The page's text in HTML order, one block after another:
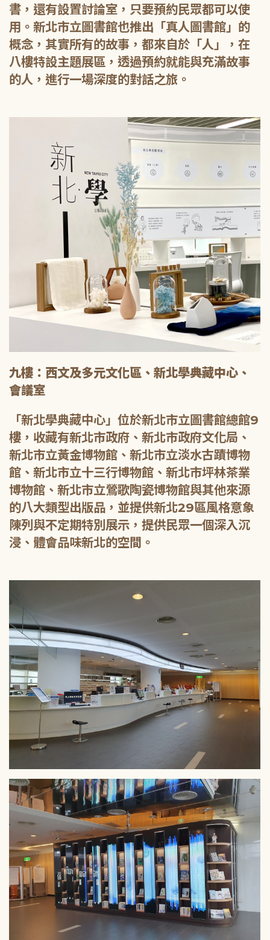
書，還有設置討論室，只要預約民眾都可以使
用。新北市立圖書館也推出「真人圖書館」的
概念，其實所有的故事，都來自於「人」，在
八樓特設主題展區，透過預約就能與充滿故事
的人，進行一場深度的對話之旅。
九樓：西文及多元文化區、新北學典藏中心、
會議室
「新北學典藏中心」位於新北市立圖書館總館9
樓，收藏有新北市政府、新北市政府文化局、
新北市立黃金博物館、新北市立淡水古蹟博物
館、新北市立十三行博物館、新北市坪林茶業
博物館、新北市立鶯歌陶瓷博物館與其他來源
的八大類型出版品，並提供新北29區風格意象
陳列與不定期特別展示，提供民眾一個深入沉
浸、體會品味新北的空間。